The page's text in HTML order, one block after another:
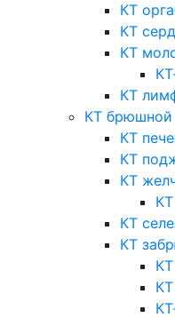
КТ
КТ
КТ
КТ
КТ брюшной
КТ
КТ
КТ
КТ
КТ